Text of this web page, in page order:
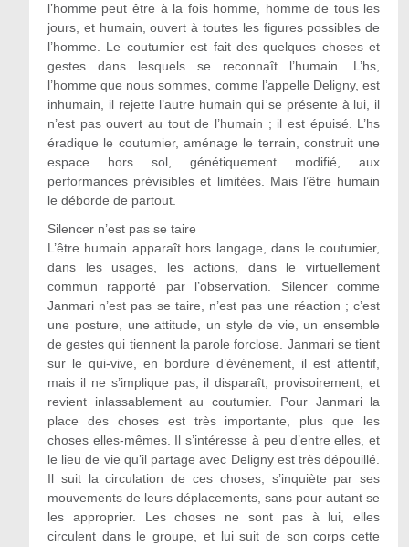
l’homme peut être à la fois homme, homme de tous les
jours, et humain, ouvert à toutes les figures possibles de
l’homme. Le coutumier est fait des quelques choses et
gestes dans lesquels se reconnaît l’humain. L’hs,
l’homme que nous sommes, comme l’appelle Deligny, est
inhumain, il rejette l’autre humain qui se présente à lui, il
n’est pas ouvert au tout de l’humain ; il est épuisé. L’hs
éradique le coutumier, aménage le terrain, construit une
espace hors sol, génétiquement modifié, aux
performances prévisibles et limitées. Mais l’être humain
le déborde de partout.
Silencer n’est pas se taire
L’être humain apparaît hors langage, dans le coutumier,
dans les usages, les actions, dans le virtuellement
commun rapporté par l’observation. Silencer comme
Janmari n’est pas se taire, n’est pas une réaction ; c’est
une posture, une attitude, un style de vie, un ensemble
de gestes qui tiennent la parole forclose. Janmari se tient
sur le qui-vive, en bordure d’événement, il est attentif,
mais il ne s’implique pas, il disparaît, provisoirement, et
revient inlassablement au coutumier. Pour Janmari la
place des choses est très importante, plus que les
choses elles-mêmes. Il s’intéresse à peu d’entre elles, et
le lieu de vie qu’il partage avec Deligny est très dépouillé.
Il suit la circulation de ces choses, s’inquiète par ses
mouvements de leurs déplacements, sans pour autant se
les approprier. Les choses ne sont pas à lui, elles
circulent dans le groupe, et lui suit de son corps cette